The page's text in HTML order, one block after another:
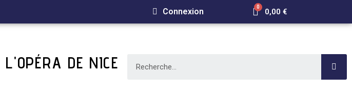
Connexion 0,00 €
L'OPÉRA DE NICE